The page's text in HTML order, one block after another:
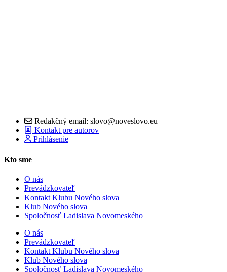
Redakčný email: slovo@noveslovo.eu
Kontakt pre autorov
Prihlásenie
Kto sme
O nás
Prevádzkovateľ
Kontakt Klubu Nového slova
Klub Nového slova
Spoločnosť Ladislava Novomeského
O nás
Prevádzkovateľ
Kontakt Klubu Nového slova
Klub Nového slova
Spoločnosť Ladislava Novomeského